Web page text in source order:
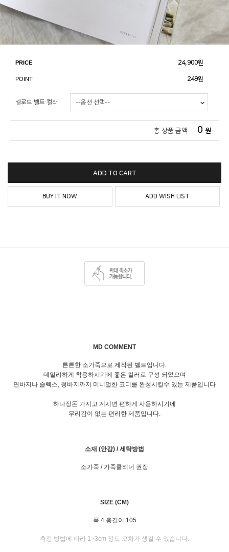
PRICE 24,900원
POINT 249원
셀로드 벨트 컬러
총 상품 금액 0 원
ADD TO CART
BUY IT NOW ADD WISH LIST
MD COMMENT
튼튼한 소가죽으로 제작된 벨트입니다.
데일리하게 착용하시기에 좋은 컬러로 구성 되었으며
면바지나 슬렉스, 청바지까지 미니멀한 코디를 완성시킬수 있는 제품입니다
하나정돈 가지고 계시면 편하게 사용하시기에
무리감이 없는 편리한 제품입니다.
소재 (안감) / 세탁방법
소가죽 / 가죽클리너 권장
SIZE (CM)
폭 4 총길이 105
측정 방법에 따라 1~3cm 정도 오차가 생길 수 있습니다.